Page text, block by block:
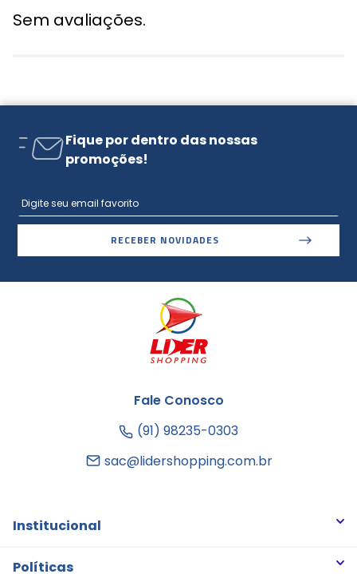
Sem avaliações.
Fique por dentro das nossas
promoções!
RECEBER NOVIDADES
Fale Conosco
(91) 98235-0303
sac@lidershopping.com.br
Institucional
Quem somos
Políticas